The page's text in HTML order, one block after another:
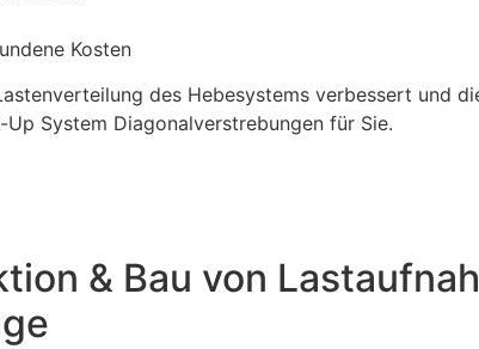
Kosten
des Hebesystems verbessert und
System Diagonalverstrebungen für Sie.
& Bau von